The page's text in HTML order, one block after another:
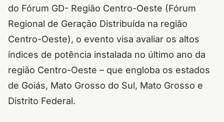
do Fórum GD- Região Centro-Oeste (Fórum
Regional de Geração Distribuída na região
Centro-Oeste), o evento visa avaliar os altos
índices de potência instalada no último ano da
região Centro-Oeste – que engloba os estados
de Goiás, Mato Grosso do Sul, Mato Grosso e
Distrito Federal.